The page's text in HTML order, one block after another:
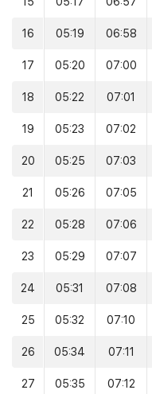
16 05:19 06:58
17 05:20 07:00
18 05:22 07:01
19 05:23 07:02
20 05:25 07:03
21 05:26 07:05
22 05:28 07:06
23 05:29 07:07
24 05:31 07:08
25 05:32 07:10
26 05:34 07:11
27 05:35 07:12